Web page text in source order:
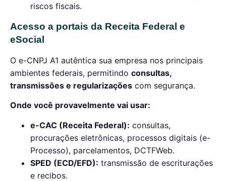
riscos fiscais.
Acesso a portais da Receita Federal e
eSocial
O e-CNPJ A1 autêntica sua empresa nos principais
ambientes federais, permitindo consultas,
transmissões e regularizações com segurança.
Onde você provavelmente vai usar:
e-CAC (Receita Federal): consultas,
procurações eletrônicas, processos digitais (e-
Processo), parcelamentos, DCTFWeb.
SPED (ECD/EFD): transmissão de escriturações
e recibos.